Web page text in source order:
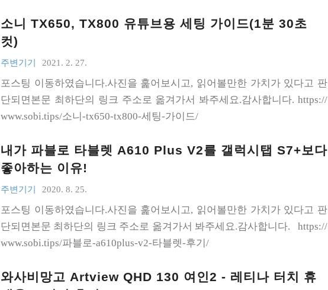
소니 TX650, TX800 유튜브용 세팅 가이드(1분 30초
컷)
주변기기 2021. 2. 27.
포스팅 이동하였습니다.사진을 훑어보시고, 읽어볼만한 가치가 있다고 판
단되면본문 최하단의 링크 주소로 옮겨가서 봐주세요.감사합니다. https://
www.sobi.tips/소니-tx650-tx800-세팅-가이드/
내가 파블로 타블렛 A610 Plus V2를 갤럭시탭 S7+보다
좋아하는 이유!
주변기기 2020. 8. 25.
포스팅 이동하였습니다.사진을 훑어보시고, 읽어볼만한 가치가 있다고 판
단되면본문 최하단의 링크 주소로 옮겨가서 봐주세요.감사합니다. https://
www.sobi.tips/파블로-a610plus-v2-타블렛-후기/
와사비망고 Artview QHD 130 여인2 - 레티나 터치 휴